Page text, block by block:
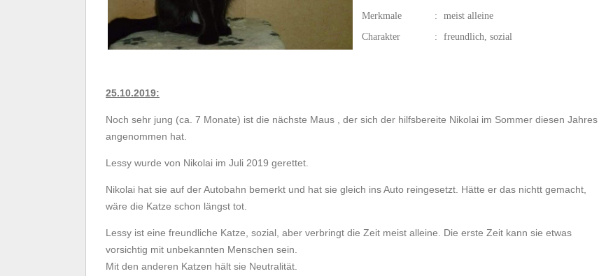
Merkmale
:
meist alleine
Charakter
: freundlich, sozial
25.10.2019:
Noch sehr jung (ca. 7 Monate) ist die nächste Maus , der sich der hilfsbereite Nikolai im Sommer diesen Jahres
angenommen hat.
Lessy wurde von Nikolai im Juli 2019 gerettet.
Nikolai hat sie auf der Autobahn bemerkt und hat sie gleich ins Auto reingesetzt. Hätte er das nichtt gemacht,
wäre die Katze schon längst tot.
Lessy ist eine freundliche Katze, sozial, aber verbringt die Zeit meist alleine. Die erste Zeit kann sie etwas
vorsichtig mit unbekannten Menschen sein.
Mit den anderen Katzen hält sie Neutralität.